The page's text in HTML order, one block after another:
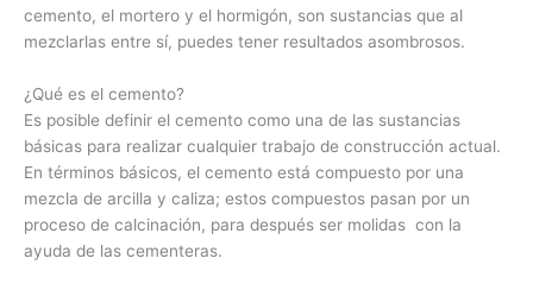
cemento, el mortero y el hormigón, son sustancias que al
mezclarlas entre sí, puedes tener resultados asombrosos.
¿Qué es el cemento?
Es posible definir el cemento como una de las sustancias
básicas para realizar cualquier trabajo de construcción actual.
En términos básicos, el cemento está compuesto por una
mezcla de arcilla y caliza; estos compuestos pasan por un
proceso de calcinación, para después ser molidas con la
ayuda de las cementeras.